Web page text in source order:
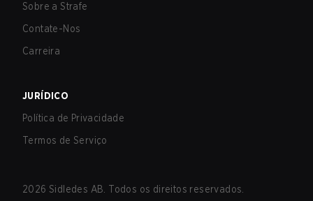
Sobre a Strafe
Contate-Nos
Carreira
JURÍDICO
Política de Privacidade
Termos de Serviço
2026 Sidledes AB. Todos os direitos reservados.